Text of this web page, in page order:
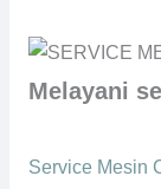
Melayani
Service Mesin